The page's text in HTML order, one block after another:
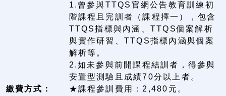
1.曾參與TTQS官網公告教育訓練初
階課程且完訓者（課程擇一），包含
TTQS指標與內涵、TTQS個案解析
與實作研習、TTQS指標內涵與個案
解析等。
2.如未參與前開課程結訓者，得參與
安置型測驗且成績70分以上者。
繳費方式：
★課程參訓費用：2,480元。